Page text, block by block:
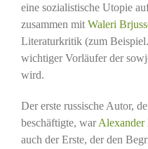
eine sozialistische Utopie
zusammen mit Waleri
Literaturkritik (zum
wichtiger Vorläufer der
wird.
Der erste russische Autor,
beschäftigte, war
auch der Erste, der den